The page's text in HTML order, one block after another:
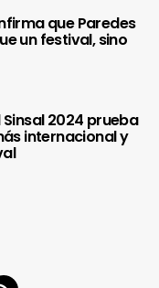
que Paredes
un festival, sino
2024 prueba
internacional y